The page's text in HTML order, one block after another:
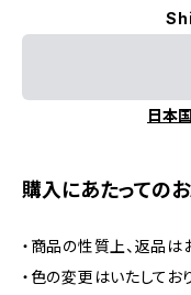
日本
購入にあたっての
・商品の性質上、返品は
・色の変更はいたしてお